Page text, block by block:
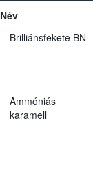
Név
Brilliánsfekete BN
Ammóniás
karamell